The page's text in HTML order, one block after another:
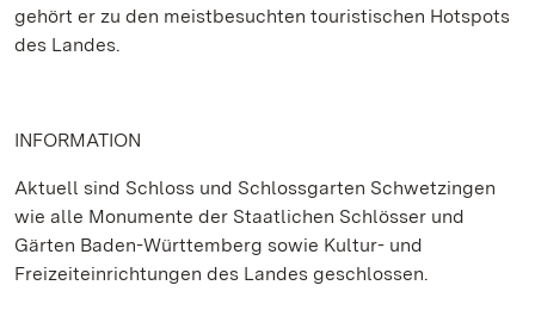
gehört er zu den meistbesuchten touristischen Hotspots
des Landes.
INFORMATION
Aktuell sind Schloss und Schlossgarten Schwetzingen
wie alle Monumente der Staatlichen Schlösser und
Gärten Baden-Württemberg sowie Kultur- und
Freizeiteinrichtungen des Landes geschlossen.